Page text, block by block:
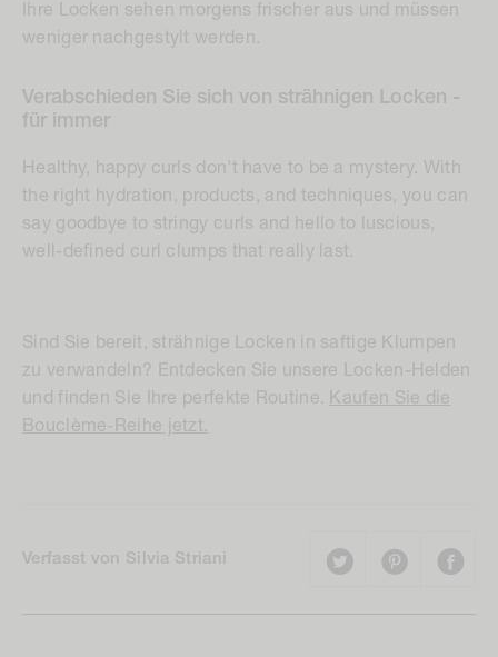
Ihre Locken sehen morgens frischer aus und müssen
weniger nachgestylt werden.
Verabschieden Sie sich von strähnigen Locken -
für immer
Healthy, happy curls don't have to be a mystery. With
the right hydration, products, and techniques, you can
say goodbye to stringy curls and hello to luscious,
well-defined curl clumps that really last.
Sind Sie bereit, strähnige Locken in saftige Klumpen
zu verwandeln? Entdecken Sie unsere Locken-Helden
und finden Sie Ihre perfekte Routine. Kaufen Sie die
Bouclème-Reihe jetzt.
Verfasst von Silvia Striani